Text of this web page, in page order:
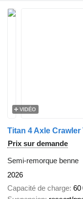
VIDÉO
Titan 4 Axle
Prix sur demande
Semi-remorque benne
2026
Capacité de charge 60